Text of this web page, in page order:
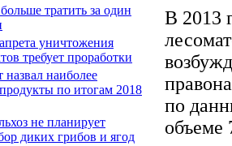
тратить за один
уничтожения
требует проработки
назвал наиболее
по итогам 2018
не планирует
диких грибов и ягод
В 2013
по
объеме